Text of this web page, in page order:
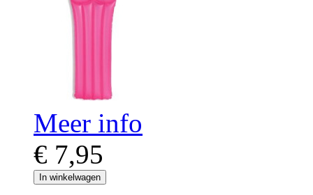
Meer info
€ 7,95
In winkelwagen